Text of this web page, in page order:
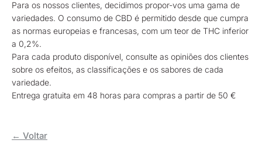
Para os nossos clientes, decidimos propor-vos uma gama de
variedades. O consumo de CBD é permitido desde que cumpra
as normas europeias e francesas, com um teor de THC inferior
a 0,2%.
Para cada produto disponível, consulte as opiniões dos clientes
sobre os efeitos, as classificações e os sabores de cada
variedade.
Entrega gratuita em 48 horas para compras a partir de 50 €
← Voltar